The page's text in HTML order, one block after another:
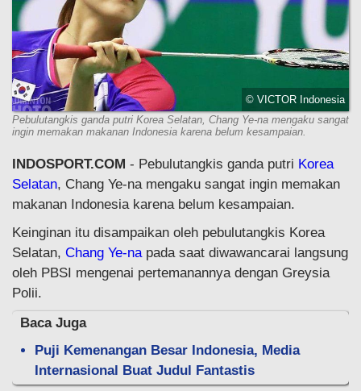
© VICTOR Indonesia
Pebulutangkis ganda putri Korea Selatan, Chang Ye-na mengaku sangat
ingin memakan makanan Indonesia karena belum kesampaian.
INDOSPORT.COM - Pebulutangkis ganda putri Korea
Selatan, Chang Ye-na mengaku sangat ingin memakan
makanan Indonesia karena belum kesampaian.
Keinginan itu disampaikan oleh pebulutangkis Korea
Selatan, Chang Ye-na pada saat diwawancarai langsung
oleh PBSI mengenai pertemanannya dengan Greysia
Polii.
Baca Juga
Puji Kemenangan Besar Indonesia, Media
Internasional Buat Judul Fantastis